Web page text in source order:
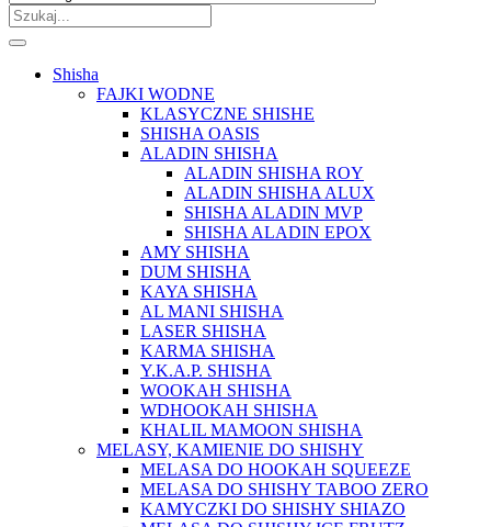
Shisha
FAJKI WODNE
KLASYCZNE SHISHE
SHISHA OASIS
ALADIN SHISHA
ALADIN SHISHA ROY
ALADIN SHISHA ALUX
SHISHA ALADIN MVP
SHISHA ALADIN EPOX
AMY SHISHA
DUM SHISHA
KAYA SHISHA
AL MANI SHISHA
LASER SHISHA
KARMA SHISHA
Y.K.A.P. SHISHA
WOOKAH SHISHA
WDHOOKAH SHISHA
KHALIL MAMOON SHISHA
MELASY, KAMIENIE DO SHISHY
MELASA DO HOOKAH SQUEEZE
MELASA DO SHISHY TABOO ZERO
KAMYCZKI DO SHISHY SHIAZO